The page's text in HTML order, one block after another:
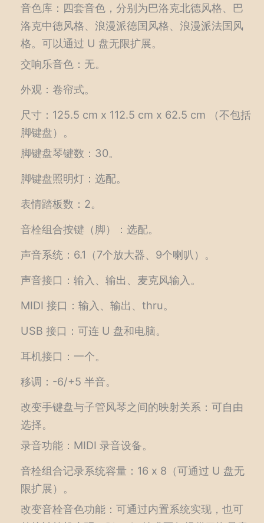
音色库：四套音色，分别为巴洛克北德风格、巴
洛克中德风格、浪漫派德国风格、浪漫派法国风
格。可以通过 U 盘无限扩展。
交响乐音色：无。
外观：卷帘式。
尺寸：125.5 cm x 112.5 cm x 62.5 cm （不包括
脚键盘）。
脚键盘琴键数：30。
脚键盘照明灯：选配。
表情踏板数：2。
音栓组合按键（脚）：选配。
声音系统：6.1（7个放大器、9个喇叭）。
声音接口：输入、输出、麦克风输入。
MIDI 接口：输入、输出、thru。
USB 接口：可连 U 盘和电脑。
耳机接口：一个。
移调：-6/+5 半音。
改变手键盘与子管风琴之间的映射关系：可自由
选择。
录音功能：MIDI 录音设备。
音栓组合记录系统容量：16 x 8（可通过 U 盘无
限扩展）。
改变音栓音色功能：可通过内置系统实现，也可